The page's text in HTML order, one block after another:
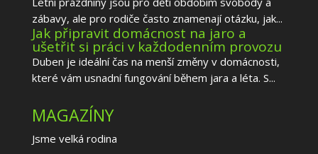
zábavy, ale pro rodiče často znamenají otázku, jak...
Jak připravit domácnost na jaro a
ušetřit si práci v každodenním provozu
Duben je ideální čas na menší změny v domácnosti,
které vám usnadní fungování během jara a léta. S...
MAGAZÍNY
Jsme velká rodina